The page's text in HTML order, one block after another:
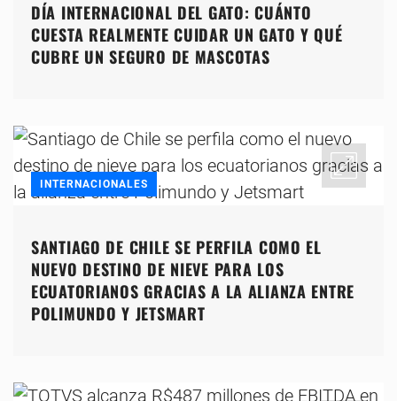
DÍA INTERNACIONAL DEL GATO: CUÁNTO
CUESTA REALMENTE CUIDAR UN GATO Y QUÉ
CUBRE UN SEGURO DE MASCOTAS
INTERNACIONALES
SANTIAGO DE CHILE SE PERFILA COMO EL
NUEVO DESTINO DE NIEVE PARA LOS
ECUATORIANOS GRACIAS A LA ALIANZA ENTRE
POLIMUNDO Y JETSMART